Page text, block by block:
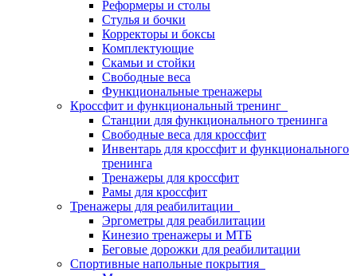
Реформеры и столы
Стулья и бочки
Корректоры и боксы
Комплектующие
Скамьи и стойки
Свободные веса
Функциональные тренажеры
Кроссфит и функциональный тренинг
Станции для функционального тренинга
Свободные веса для кроссфит
Инвентарь для кроссфит и функционального
тренинга
Тренажеры для кроссфит
Рамы для кроссфит
Тренажеры для реабилитации
Эргометры для реабилитации
Кинезио тренажеры и МТБ
Беговые дорожки для реабилитации
Спортивные напольные покрытия